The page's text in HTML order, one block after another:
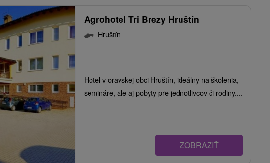
Agrohotel Tri Brezy Hruštín
Hruštín
Hotel v oravskej obci Hruštín, ideálny na školenia,
semináre, ale aj pobyty pre jednotlivcov či rodiny....
ZOBRAZIŤ